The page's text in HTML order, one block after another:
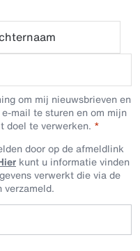
om mij nieuwsbrieven en
mail te sturen en om mijn
doel te verwerken.
door op de afmeldlink
kunt u informatie vinden
verwerkt die via de
verzameld.